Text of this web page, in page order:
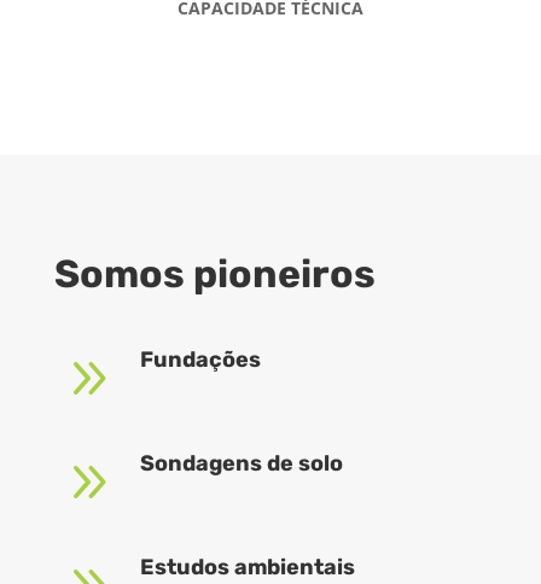
CAPACIDADE TÉCNICA
Somos pioneiros
9 Fundações
9 Sondagens de solo
Estudos ambientais